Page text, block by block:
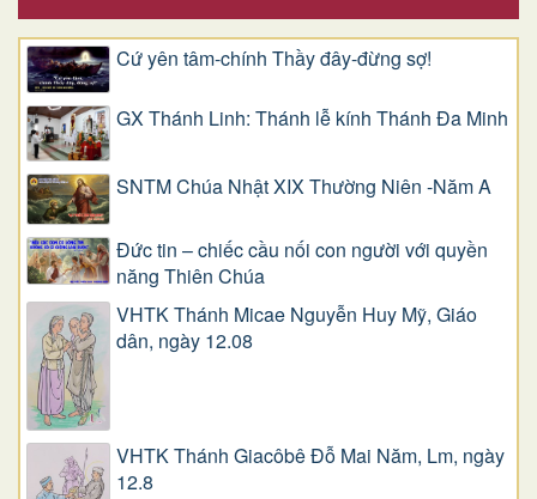
Cứ yên tâm-chính Thầy đây-đừng sợ!
GX Thánh Linh: Thánh lễ kính Thánh Đa Minh
SNTM Chúa Nhật XIX Thường Niên -Năm A
Đức tin – chiếc cầu nối con người với quyền
năng Thiên Chúa
VHTK Thánh Micae Nguyễn Huy Mỹ, Giáo
dân, ngày 12.08
VHTK Thánh Giacôbê Ðỗ Mai Năm, Lm, ngày
12.8